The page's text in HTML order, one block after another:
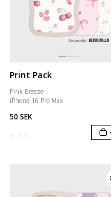
Print Pack
Pink Breeze
iPhone 16 Pro Max
50 SEK